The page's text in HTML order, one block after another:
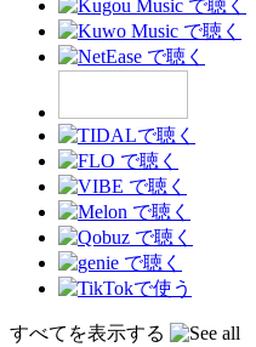
すべてを表示する